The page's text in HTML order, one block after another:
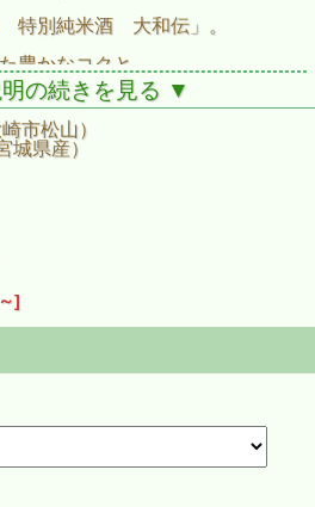
特別純米酒 大和伝」。
豊かなコクと
数少ないお酒。
旨味が一体となり、
ます。
味しく
けます。
は[飯野和好]氏
い。
間程お時間を頂戴致します。
は、ご注文後に当店よりメールで
』でご選択いただいた場合は御入
のお届けとなります。
届け日をご指定いただいても
い場合が御座います。
の続きを見る ▼
市松山）
城県産）
]